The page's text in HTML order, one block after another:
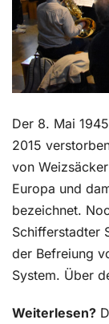
Der 8. Mai
2015
von
Europa und
bezeichnet.
Schifferstadter
der Befreiung
System. Über
Weiterlesen?